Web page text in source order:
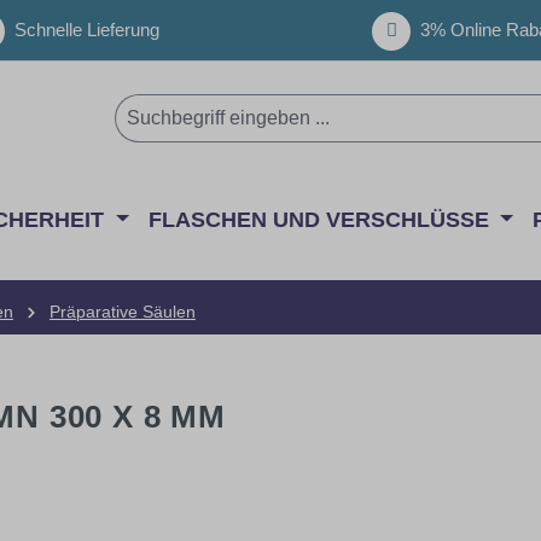
Schnelle Lieferung 3% Online
FLASCHEN UND VERSCHLÜSSE
Präparative Säulen
300 X 8 MM